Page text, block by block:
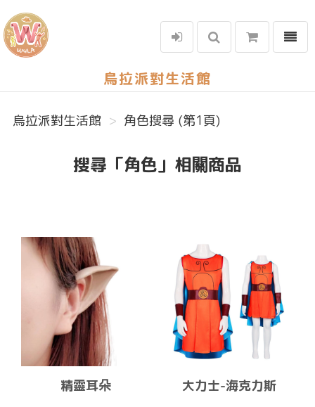
烏拉派對生活館
選單
烏拉派對生活館 角色搜尋 (第1頁)
搜尋「角色」相關商品
精靈耳朵 大力士-海克力斯